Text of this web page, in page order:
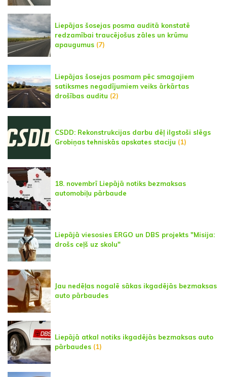
Liepājas šosejas posma auditā konstatē
redzamībai traucējošus zāles un krūmu
apaugumus (7)
Liepājas šosejas posmam pēc smagajiem
satiksmes negadījumiem veiks ārkārtas
drošības auditu (2)
CSDD: Rekonstrukcijas darbu dēļ ilgstoši slēgs
Grobiņas tehniskās apskates staciju (1)
18. novembrī Liepājā notiks bezmaksas
automobiļu pārbaude
Liepājā viesosies ERGO un DBS projekts "Misija:
drošs ceļš uz skolu"
Jau nedēļas nogalē sākas ikgadējās bezmaksas
auto pārbaudes
Liepājā atkal notiks ikgadējās bezmaksas auto
pārbaudes (1)